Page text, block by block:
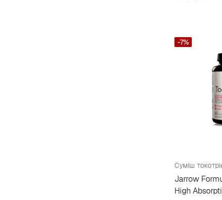
Jarrow
High
-7%